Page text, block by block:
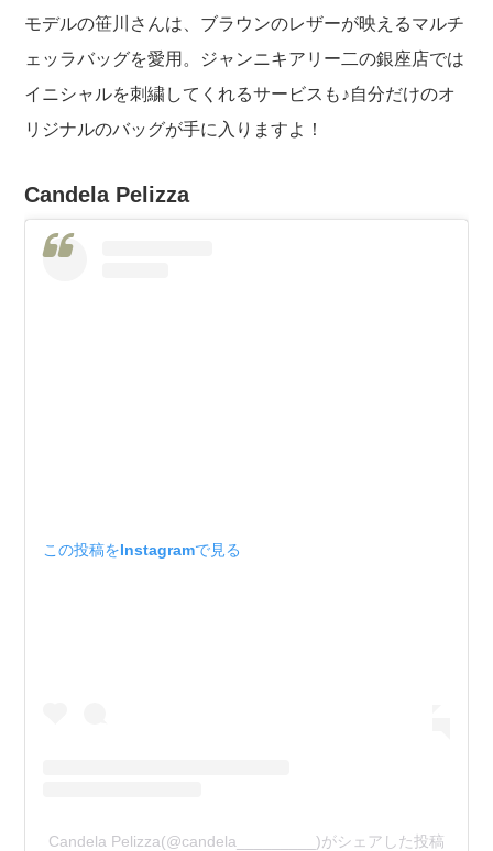
モデルの笹川さんは、ブラウンのレザーが映えるマルチ
ェッラバッグを愛用。ジャンニキアリー二の銀座店では
イニシャルを刺繍してくれるサービスも♪自分だけのオ
リジナルのバッグが手に入りますよ！
Candela Pelizza
この投稿をInstagramで見る
Candela Pelizza(@candela_________)がシェアした投稿